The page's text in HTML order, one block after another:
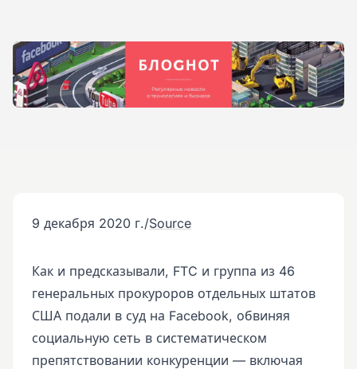
9 декабря 2020 г./Source
Как и предсказывали, FTC и группа из 46
генеральных прокуроров отдельных штатов
США подали в суд на Facebook, обвиняя
социальную сеть в систематическом
препятствовании конкуренции — включая